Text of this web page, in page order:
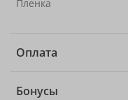
Пленка
Оплата
Бонусы